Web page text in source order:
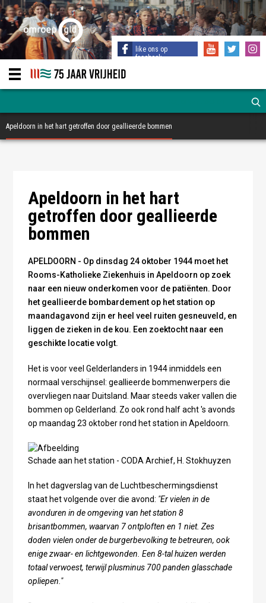
like ons op
facebook
Apeldoorn in het hart getroffen door geallieerde bommen
Apeldoorn in het hart
getroffen door geallieerde
bommen
APELDOORN - Op dinsdag 24 oktober 1944 moet het
Rooms-Katholieke Ziekenhuis in Apeldoorn op zoek
naar een nieuw onderkomen voor de patiënten. Door
het geallieerde bombardement op het station op
maandagavond zijn er heel veel ruiten gesneuveld, en
liggen de zieken in de kou. Een zoektocht naar een
geschikte locatie volgt.
Het is voor veel Gelderlanders in 1944 inmiddels een
normaal verschijnsel: geallieerde bommenwerpers die
overvliegen naar Duitsland. Maar steeds vaker vallen die
bommen op Gelderland. Zo ook rond half acht 's avonds
op maandag 23 oktober rond het station in Apeldoorn.
Schade aan het station - CODA Archief, H. Stokhuyzen
In het dagverslag van de Luchtbeschermingsdienst
staat het volgende over die avond: "Er vielen in de
avonduren in de omgeving van het station 8
brisantbommen, waarvan 7 ontploften en 1 niet. Zes
doden vielen onder de burgerbevolking te betreuren, ook
enige zwaar- en lichtgewonden. Een 8-tal huizen werden
totaal verwoest, terwijl plusminus 700 panden glasschade
opliepen."